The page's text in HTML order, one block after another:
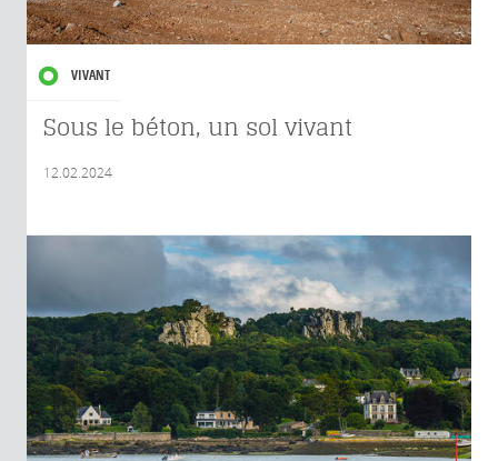
VIVANT
Sous le béton, un sol vivant
12.02.2024